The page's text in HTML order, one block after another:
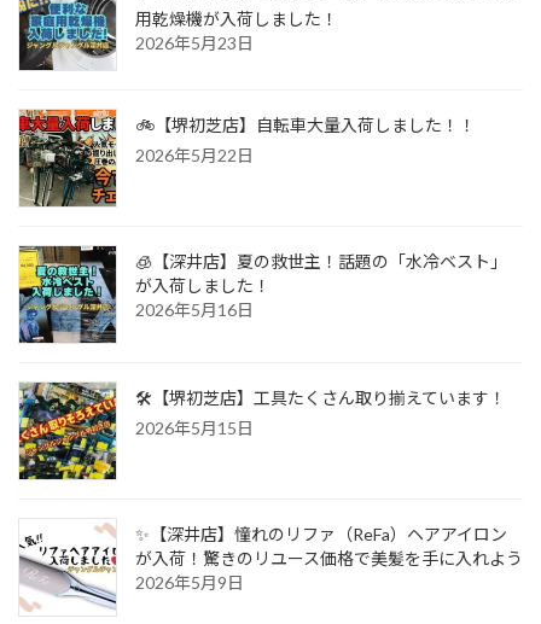
用乾燥機が入荷しました！
2026年5月23日
🚲【堺初芝店】自転車大量入荷しました！！
2026年5月22日
🧊【深井店】夏の救世主！話題の「水冷ベスト」
が入荷しました！
2026年5月16日
🛠️【堺初芝店】工具たくさん取り揃えています！
2026年5月15日
✨【深井店】憧れのリファ（ReFa）ヘアアイロン
が入荷！驚きのリユース価格で美髪を手に入れよう
2026年5月9日